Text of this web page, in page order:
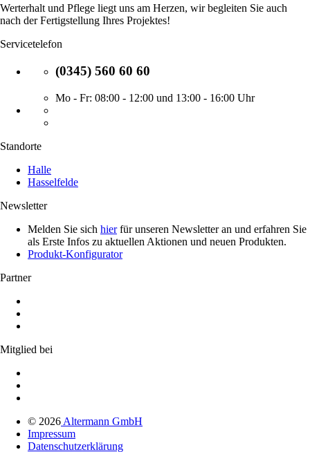
Werterhalt und Pflege liegt uns am Herzen, wir begleiten Sie auch
nach der Fertigstellung Ihres Projektes!
Servicetelefon
(0345) 560 60 60
Mo - Fr: 08:00 - 12:00 und 13:00 - 16:00 Uhr
Tab)
neuem
Standorte
Halle
Hasselfelde
Newsletter
Melden Sie sich hierfür unseren Newsletter an und erfahren Sie
als Erste Infos zu aktuellen Aktionen und neuen Produkten.
Produkt-Konfigurator
Partner
Mitglied bei
© 2026 Altermann GmbH
Impressum
Datenschutzerklärung